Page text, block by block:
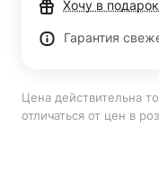
Хочу в подарок
Гарантия
Цена действительна
отличаться от цен в